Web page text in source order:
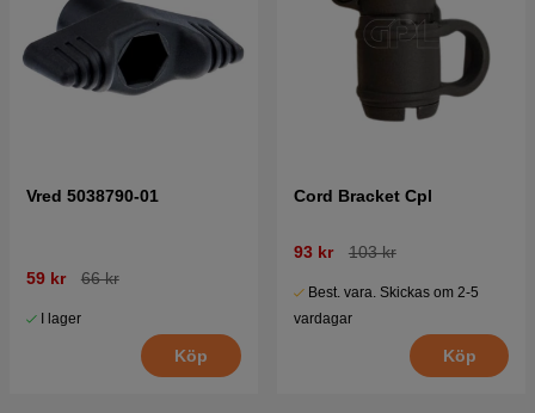
Vred 5038790-01
59 kr 66 kr
I lager
Köp
Cord Bracket Cpl
93 kr 103 kr
Best. vara. Skickas om 2-5
vardagar
Köp